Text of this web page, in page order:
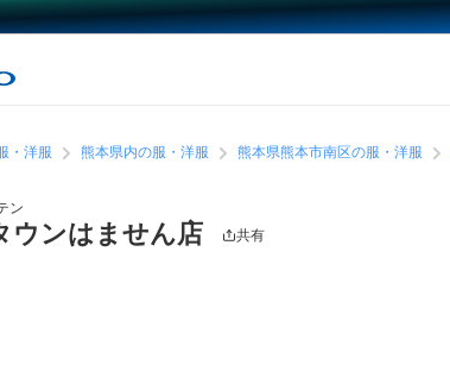
・洋服 熊本県内の服・洋服 熊本県熊本市南区の服・洋服
ン
ンはません店 共有